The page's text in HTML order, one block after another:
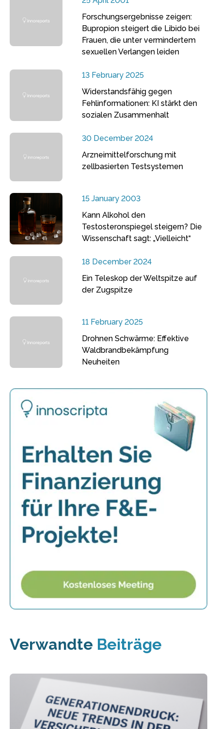
Forschungsergebnisse zeigen:
Bupropion steigert die Libido bei
Frauen, die unter vermindertem
sexuellen Verlangen leiden
13 February 2025
Widerstandsfähig gegen
Fehlinformationen: KI stärkt den
sozialen Zusammenhalt
30 December 2024
Arzneimittelforschung mit
zellbasierten Testsystemen
15 January 2003
Kann Alkohol den
Testosteronspiegel steigern? Die
Wissenschaft sagt: „Vielleicht“
18 December 2024
Ein Teleskop der Weltspitze auf
der Zugspitze
11 February 2025
Drohnen Schwärme: Effektive
Waldbrandbekämpfung
Neuheiten
Verwandte Beiträge